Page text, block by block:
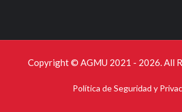
Copyright © AGMU 2021 - 2026. All
Política de Seguridad y